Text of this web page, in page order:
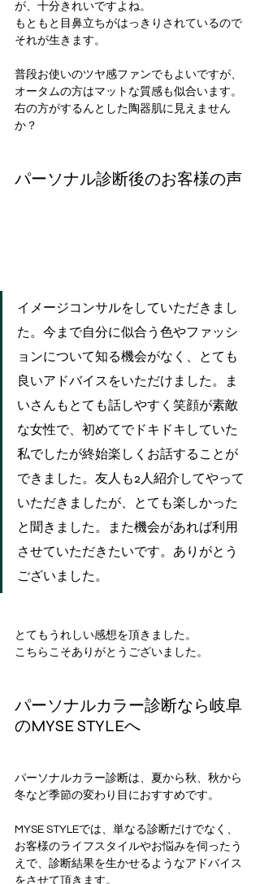
が、十分きれいですよね。
もともと目鼻立ちがはっきりされているので
それが生きます。
普段お使いのツヤ感ファンでもよいですが、
オータムの方はマットな質感も似合います。
右の方がするんとした陶器肌に見えません
か？
パーソナル診断後のお客様の声
イメージコンサルをしていただきまし
た。今まで自分に似合う色やファッシ
ョンについて知る機会がなく、とても
良いアドバイスをいただけました。ま
いさんもとても話しやすく笑顔が素敵
な女性で、初めてでドキドキしていた
私でしたが終始楽しくお話することが
できました。友人も2人紹介してやって
いただきましたが、とても楽しかった
と聞きました。また機会があれば利用
させていただきたいです。ありがとう
ございました。
とてもうれしい感想を頂きました。
こちらこそありがとうございました。
パーソナルカラー診断なら岐阜
のMYSE STYLEへ
パーソナルカラー診断は、夏から秋、秋から
冬など季節の変わり目におすすめです。
MYSE STYLEでは、単なる診断だけでなく、
お客様のライフスタイルやお悩みを伺ったう
えで、診断結果を生かせるようなアドバイス
をさせて頂きます。